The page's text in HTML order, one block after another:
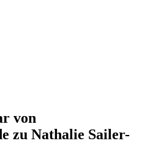
von
zu Nathalie Sailer-